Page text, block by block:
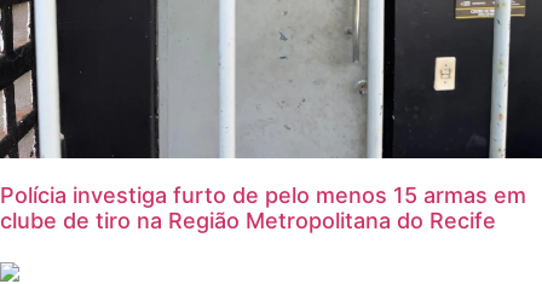
Polícia investiga furto de pelo menos 15 armas em
clube de tiro na Região Metropolitana do Recife